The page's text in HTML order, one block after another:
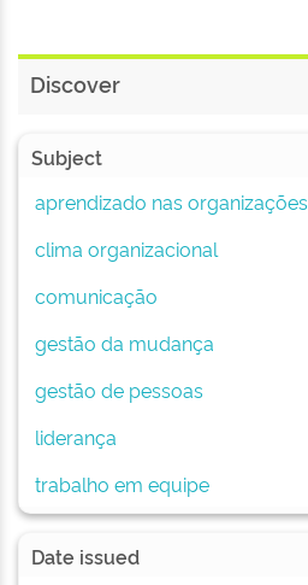
Discover
Subject
aprendizado nas organizações
clima organizacional
comunicação
gestão da mudança
gestão de pessoas
liderança
trabalho em equipe
Date issued